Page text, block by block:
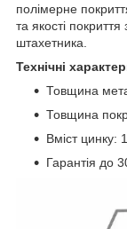
полімерне
та якості
штахетника.
Технічні
Товщина
Товщина
Вміст цинку:
Гарантія до